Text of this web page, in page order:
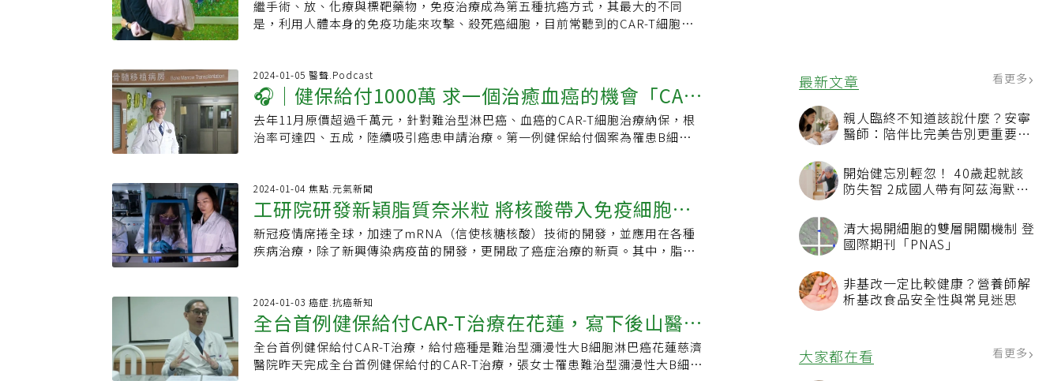
最新文章 看更多
親人臨終不知道該說什麼？安寧
醫師：陪伴比完美告別更重要，
開始健忘別輕忽！ 40歲起就該
防失智 2成國人帶有阿茲海默症
清大揭開細胞的雙層開關機制 登
國際期刊「PNAS」
非基改一定比較健康？營養師解
析基改食品安全性與常見迷思
大家都在看 看更多
策略是在抗癌治療初期就搭配微量殘存疾病（Minimal Residual Disease，簡稱
監測時間點，各有監測的標準及應對治療策略。第一個MRD監測時間點是在引導
期療程兩周後，標準危險分群的MRD若能降至1%以下，就表示治療效果好，可
以維持原來的治療計劃。相反的，就要提升至高危險分群的治療強度。第二個監
測時間點是在引導期治療結束後，標準危險分群的MRD介於0.01-1%之間的必須
提升至高危險分群療程。若標準危險分群及高危險分群的MRD大於1%者，就必
0.01%）的高危險及極高危險分群者再做一次評估。若仍為MRD陽性，就必須調
整治療強度，並評估免疫治療，細胞治療及異體幹細胞移植等的策略。MRD指引
治療 治癒率提升至9成最後，劉希哲醫師說，導入MRD做為治療指引後，台灣
兒童急性淋巴性白血病的治癒率從八成提升到九成。不過，極高危險分群，尤其
症治療的發展將帶來幫助，法案同時增加兩千萬的加重罰則，以確保整個產業能
夠在合法規的環境下運行。細胞療法非藥物 建議患者尋求第二意見張文震進一步
能如藥物經過大規模的臨床試驗。尤其細胞培養過程複雜，需投入大量資金，從
數十萬到百萬不等，使得治療費用居高不下，卻為許多癌症患者帶來了希望。張
文震提醒，細胞療法的未來發展，仍需更多的臨床研究來證實其療效和安全性。
患者在選擇治療方式時，應充分了解其潛在的風險和未確定的療效，尋求專業醫
腫瘤科總醫師學歷：中山醫學院醫學系Podcast工作人員聯合報健康事業部製作
人：韋麗文主持人：蔡怡真音訊剪輯：陳函腳本撰寫：蔡怡真音訊錄製：許凱婷
特別感謝：台灣免疫暨腫瘤學會
目標設定。● 為了達成氣候目標，BeiGene正不斷落實戰略規劃，包括能源效率
項目和再生能源採購，其中包括在其生產設施上安裝太陽能電板。BeiGene於
會合作將在未來三年內為全球29個中低收入國家和地區的慢性淋巴細胞白血病
(CLL)成人患者提供BTK抑制劑(Zanubrutinib)治療。BeiGene企業責任與永續發
展全球負責人Christine Riley Miller表示：「在BeiGene不斷發展的過程中，我
們的責任與日俱增。我們需要最大程度地實現積極變革，並盡可能減少對業務、
社會和地球的負面影響。我們期待在這條道路上繼續前行。」
以地中海型飲食為主，每餐7分飽，多喝水、不吃甜食，他也落實攝護腺疾病的飲
食，早上、下午喝杯黑咖啡是不錯的選擇。面對高壓力工作，吳錫金認為，從住
讓他無後顧之憂，面對更多挑戰。「共好、利他」是吳錫金的生活哲學，只有捨
得才能獲得，這也是他行醫的核心價值，「勤能補拙、化不可能為可能、做好風
險管理」是他一貫的工作態度，「認真做不會錯」，以學習、面對替代畏懼跟放
棄，如同醫師鼓勵病人積極接受治療，才能看見奇蹟與重生的可能。「全能外
栓、骨科、開胸等手術也都能執行，等同是「全能外科」醫師。他曾任中國醫藥
大學醫學系主任，投入醫學教育改革，為醫學系設計5、6年級臨床醫學課程，以
「醫院就是醫學院的概念」，從學習到工作全在醫院完成，建立專精訓練體系，
強化醫療職能，培育不少醫學後進人才。2016年奉派到北港擔任院長，看見偏鄉
醫療資源不足，決心投入更多心力改善，提升醫療品質。主攻泌尿科 赴美進修精
到骨頭有深入研究，開啟了他在臨床轉譯醫學的研究之路。後又到美國達文西機
器手臂手術訓練中心，專研泌尿道腫瘤、攝護腺癌及微創、達文西機器手術，讓
個人專業更上一層樓。吳錫金說，很多事情往往在不經意中出現，尤其醫療日新
月異，更要隨時做好接受新挑戰的準備，面對問題或新領域、新智識都要勇於嘗
機
繼手術、放、化療與標靶藥物，免疫治療成為第五種抗癌方式，其最大的不同
是，利用人體本身的免疫功能來攻擊、殺死癌細胞，目前常聽到的CAR-T細胞治
胞，自帶煞車系統，避免過度活化反而危害健康，但當癌細胞利用煞車系統，就
能躲過免疫系統的追擊，「而免疫治療就是解開煞車，讓免疫系統再度活化。」
台灣免疫暨腫瘤學會理事長張文震表示，去年十一月通過健保給付的CAR-T細胞
治療就是重新改造、加強癌患的Ｔ細胞，進而殺死癌細胞。此外，張文震說，現
在最成功的免疫治療是檢查點抑制劑，透過施打藥物，阻斷癌細胞控制煞車，讓
外數據約五成，台灣則稍低一到兩成。免疫檢查點抑制劑的免疫藥物有兩類，一
種是作用於一種名為CTLA-4檢查點蛋白；其他則作用於一種叫做PD-1檢查點蛋
白質或其夥伴蛋白PD-L1。常見副作用為皮疹、腹瀉及倦怠；較嚴重副作用為廣
泛性的發炎反應，但極罕見。
2024-01-05 醫聲.Podcast
🎧｜健保給付1000萬 求一個治癒血癌的機會「CAR-
T療法為何這麼貴？」
去年11月原價超過千萬元，針對難治型淋巴癌、血癌的CAR-T細胞治療納保，根
治率可達四、五成，陸續吸引癌患申請治療。第一例健保給付個案為罹患B細胞淋
對抗淋巴癌9年，不僅收治醫師一度不看好病情，一路相伴的丈夫也於心不忍，因
緣際會下，張女士轉診至花蓮慈院，雖自體骨髓移植仍舊復發，卻也搭上CAR-T
療法納保的火車。張女士去年12月28日入住花蓮慈院移植病房，丈夫隔著移植病
房的玻璃窗陪伴在旁。元旦當天，張女士主治醫師、花蓮慈濟醫院幹細胞與精準
醫療研發中心主任李啟誠前往探視，張女士隔著玻璃窗，對丈夫及醫師比出
經接受自體骨髓移植，仍在去年9月復發，且癌細胞轉變為惡性度更高的瀰漫性大
B細胞淋巴癌。所幸，同年11月健保開始給付原價819萬元的CAR-T細胞治療，成
為張女士的一線生機。什麼是CAR-T細胞治療？針對哪些癌症？更適合長者？目
前最成熟的CAR-T治療是用於B細胞淋巴癌及血癌。李啟誠表示，患者T細胞經基
2024-01-04 焦點.元氣新聞
工研院研發新穎脂質奈米粒 將核酸帶入免疫細胞治
療
新冠疫情席捲全球，加速了mRNA（信使核糖核酸）技術的開發，並應用在各種
疾病治療，除了新興傳染病疫苗的開發，更開啟了癌症治療的新頁。其中，脂質
助核酸藥物傳遞作用脂質奈米粒是極佳的藥物遞送載體，結構多元、藥物裝載能
力佳，發展已逾一甲子，在製造方法及劑型上都有很大的技術精進。mRNA新冠
疫苗技術讓許多研發技術都得到驗證的機會，帶來生物醫藥領域的巨大革命。工
業技術研究院研發團隊著重開發脂質奈米粒的關鍵原料-去離子化脂質，所開發的
LNP在初代T細胞與初代NK細胞(Natural Killer Cell)中展現出卓越的轉染效能，
2024-01-03 癌症.抗癌新知
全台首例健保給付CAR-T治療在花蓮，寫下後山醫療
里程碑
全台首例健保給付CAR-T治療，給付癌種是難治型瀰漫性大B細胞淋巴癌花蓮慈濟
醫院昨天完成全台首例健保給付的CAR-T治療，張女士罹患難治型瀰漫性大B細胞